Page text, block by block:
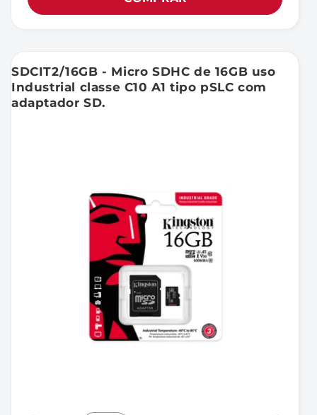
SDCIT2/16GB - Micro SDHC de 16GB uso
Industrial classe C10 A1 tipo pSLC com
adaptador SD.